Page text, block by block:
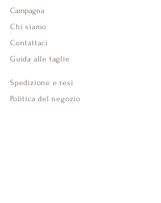
Campagna
Chi siamo
Contattaci
Guida alle taglie
Spedizione e resi
Politica del negozio